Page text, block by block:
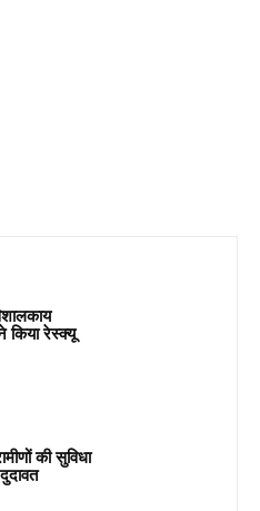
किया रेस्क्यू
की सुविधा